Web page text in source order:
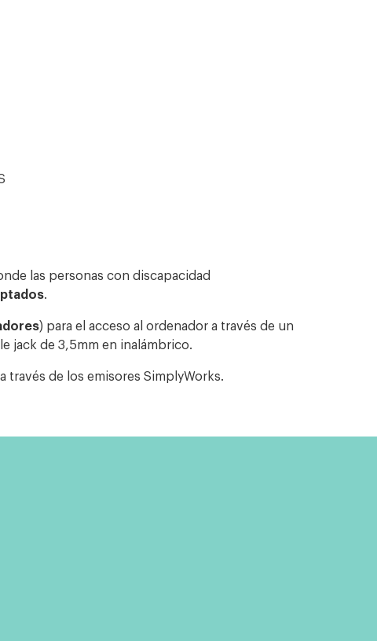
las personas con discapacidad
.
) para el acceso al ordenador a través de un
jack de 3,5mm en inalámbrico.
de los emisores SimplyWorks.